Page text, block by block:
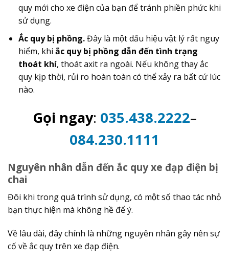
quy mới cho xe điện của bạn để tránh phiền phức khi
sử dụng.
Ắc quy bị phồng.Đây là một dấu hiệu vật lý rất nguy
hiểm, khi ắc quy bị phồng dẫn đến tình trạng
thoát khí, thoát axit ra ngoài. Nếu không thay ắc
quy kịp thời, rủi ro hoàn toàn có thể xảy ra bất cứ lúc
nào.
Gọi ngay: 035.438.2222–
084.230.1111
Nguyên nhân dẫn đến ắc quy xe đạp điện bị
chai
Đôi khi trong quá trình sử dụng, có một số thao tác nhỏ
bạn thực hiện mà không hề để ý.
Về lâu dài, đây chính là những nguyên nhân gây nên sự
cố về ắc quy trên xe đạp điện.